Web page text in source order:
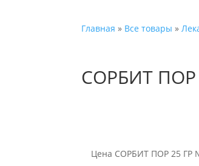
Главная » Все товары »
СОРБИТ ПОР
Цена СОРБИТ ПОР 25 ГР